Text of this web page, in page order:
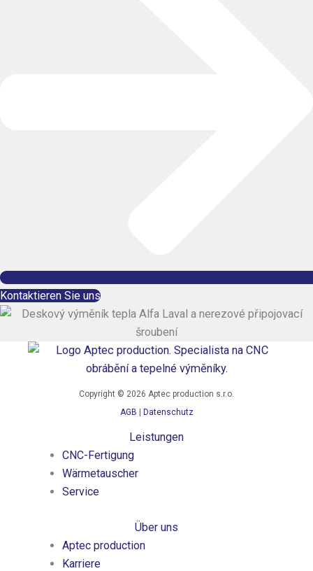
Kontaktieren Sie uns
Copyright © 2026 Aptec production s.r.o.
AGB
Datenschutz
Leistungen
CNC-Fertigung
Wärmetauscher
Service
Über uns
Aptec production
Karriere